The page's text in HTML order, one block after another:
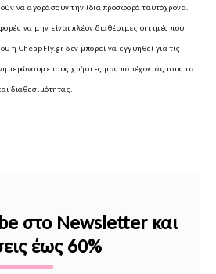
να αγοράσουν την ίδια προσφορά ταυτόχρονα.
να μην είναι πλέον διαθέσιμες οι τιμές που
η CheapFly.gr δεν μπορεί να εγγυηθεί για τις
τους χρήστες μας παρέχοντάς τους τα
διαθεσιμότητας.
στο Newsletter και
έως 60%